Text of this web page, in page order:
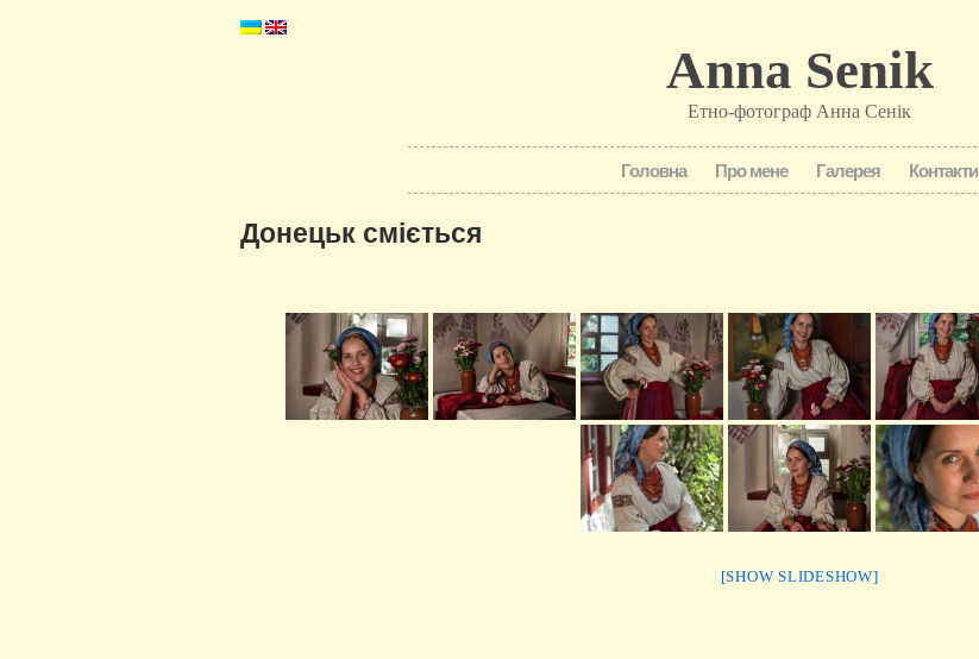
Anna Senik
Етно-фотограф Анна Сенік
Головна Про мене Галерея Контакти
Донецьк сміється
[SHOW SLIDESHOW]